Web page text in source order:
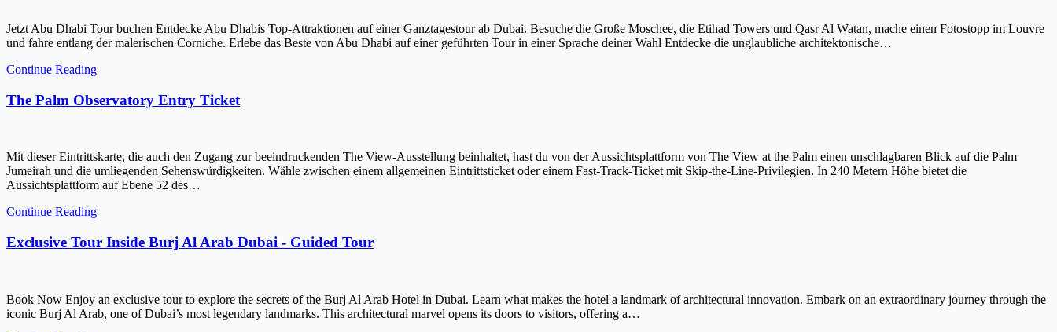
Jetzt Abu Dhabi Tour buchen Entdecke Abu Dhabis Top-Attraktionen auf einer Ganztagestour ab Dubai. Besuche die Große Moschee, die Etihad Towers und Qasr Al Watan, mache einen Fotostopp im Louvre
und fahre entlang der malerischen Corniche. Erlebe das Beste von Abu Dhabi auf einer geführten Tour in einer Sprache deiner Wahl Entdecke die unglaubliche architektonische…
Continue Reading
The Palm Observatory Entry Ticket
Mit dieser Eintrittskarte, die auch den Zugang zur beeindruckenden The View-Ausstellung beinhaltet, hast du von der Aussichtsplattform von The View at the Palm einen unschlagbaren Blick auf die Palm
Jumeirah und die umliegenden Sehenswürdigkeiten. Wähle zwischen einem allgemeinen Eintrittsticket oder einem Fast-Track-Ticket mit Skip-the-Line-Privilegien. In 240 Metern Höhe bietet die
Aussichtsplattform auf Ebene 52 des…
Continue Reading
Exclusive Tour Inside Burj Al Arab Dubai - Guided Tour
Book Now Enjoy an exclusive tour to explore the secrets of the Burj Al Arab Hotel in Dubai. Learn what makes the hotel a landmark of architectural innovation. Embark on an extraordinary journey through the
iconic Burj Al Arab, one of Dubai’s most legendary landmarks. This architectural marvel opens its doors to visitors, offering a…